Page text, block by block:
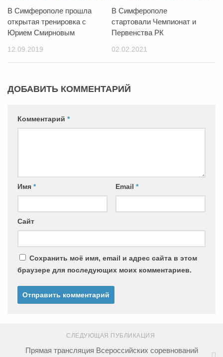
В Симферополе прошла
открытая тренировка с
Юрием Смирновым
12.09.2019
В Симферополе
стартовали Чемпионат и
Первенства РК
02.02.2021
ДОБАВИТЬ КОММЕНТАРИЙ
Комментарий *
Имя * Email *
Сайт
Сохранить моё имя, email и адрес сайта в этом
браузере для последующих моих комментариев.
СЛЕДУЮЩАЯ ПУБЛИКАЦИЯ
Прямая трансляция Всероссийских соревнований